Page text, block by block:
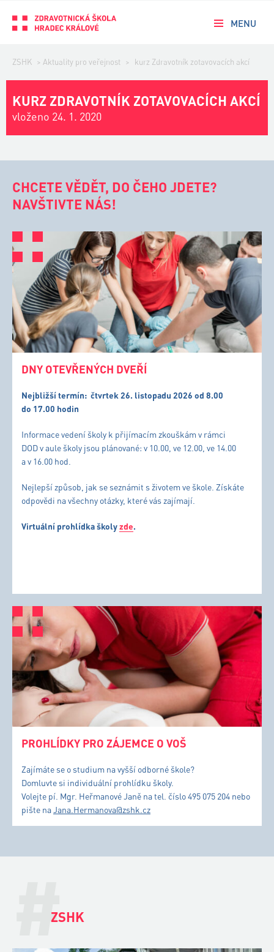
MENU
ZSHK > Aktuality pro veřejnost > kurz Zdravotník zotavovacích akcí
KURZ ZDRAVOTNÍK ZOTAVOVACÍCH AKCÍ
vloženo 24. 1. 2020
CHCETE VĚDĚT, DO ČEHO JDETE?
NAVŠTIVTE NÁS!
DNY OTEVŘENÝCH DVEŘÍ
Nejbližší termín: čtvrtek 26. listopadu 2026 od 8.00
do 17.00 hodin
Informace vedení školy k přijímacím zkouškám v rámci
DOD v aule školy jsou plánované: v 10.00, ve 12.00, ve 14.00
a v 16.00 hod.
Nejlepší způsob, jak se seznámit s životem ve škole. Získáte
odpovědi na všechny otázky, které vás zajímají.
Virtuální prohlídka školyzde.
PROHLÍDKY PRO ZÁJEMCE O VOŠ
Zajímáte se o studium na vyšší odborné škole?
Domluvte si individuální prohlídku školy.
Volejte pí. Mgr. Heřmanové Janě na tel. číslo 495 075 204 nebo
pište naJana.Hermanova@zshk.cz
#
ZSHK